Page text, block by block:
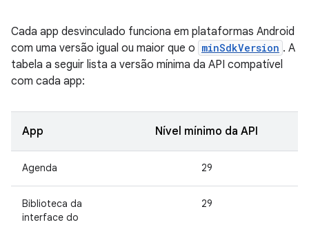
Cada app desvinculado funciona em plataformas Android
com uma versão igual ou maior que o minSdkVersion . A
tabela a seguir lista a versão mínima da API compatível
com cada app:
App Nível mínimo da API
Agenda 29
Biblioteca da
interface do
29